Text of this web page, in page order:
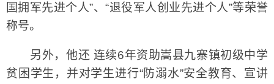
国拥军先进个人”、“退役军人创业先进个人”等荣誉
称号。
另外，他还 连续6年资助嵩县九寨镇初级中学
贫困学生，并对学生进行“防溺水”安全教育、宣讲